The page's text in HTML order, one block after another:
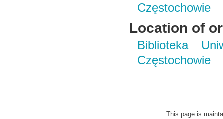
Częstochowie
Location of
Biblioteka
Częstochowie
This page is